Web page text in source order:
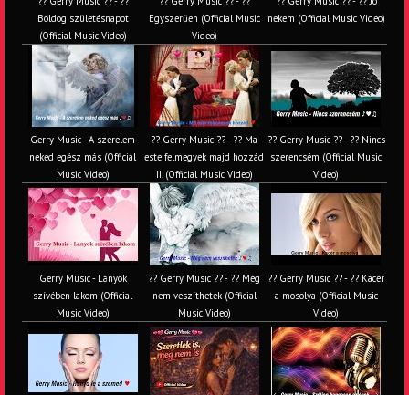
Boldog születésnapot
(Official Music Video)
Egyszerűen (Official Music
Video)
nekem (Official Music Video)
Gerry Music - A szerelem
neked egész más (Official
Music Video)
?? Gerry Music ?? - ?? Ma
este felmegyek majd hozzád
II. (Official Music Video)
?? Gerry Music ?? - ?? Nincs
szerencsém (Official Music
Video)
Gerry Music - Lányok
szívében lakom (Official
Music Video)
?? Gerry Music ?? - ?? Még
nem veszíthetek (Official
Music Video)
?? Gerry Music ?? - ?? Kacér
a mosolya (Official Music
Video)